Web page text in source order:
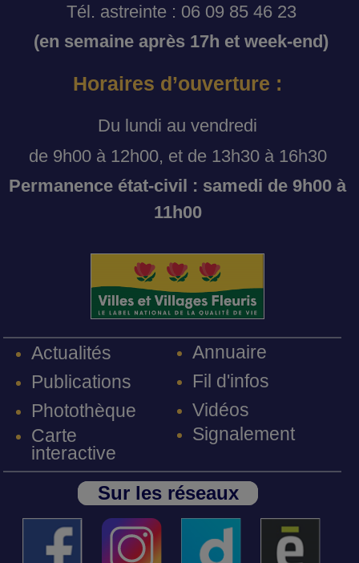
Tél. astreinte : 06 09 85 46 23
(en semaine après 17h et week-end)
Horaires d’ouverture :
Du lundi au vendredi
de 9h00 à 12h00, et de 13h30 à 16h30
Permanence état-civil : samedi de 9h00 à
11h00
Actualités
Publications
Photothèque
Carte
interactive
Annuaire
Fil d'infos
Vidéos
Signalement
Sur les réseaux